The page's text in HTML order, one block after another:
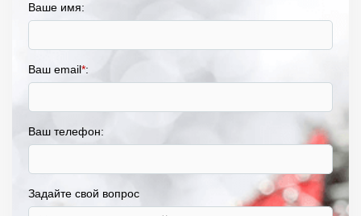
Ваше имя:
Ваш email*:
Ваш телефон:
Задайте свой вопрос